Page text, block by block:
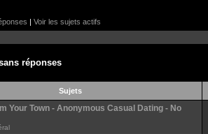
| Voir les sujets actifs
réponses
Sujets
Your Town - Anonymous Casual Dating - No